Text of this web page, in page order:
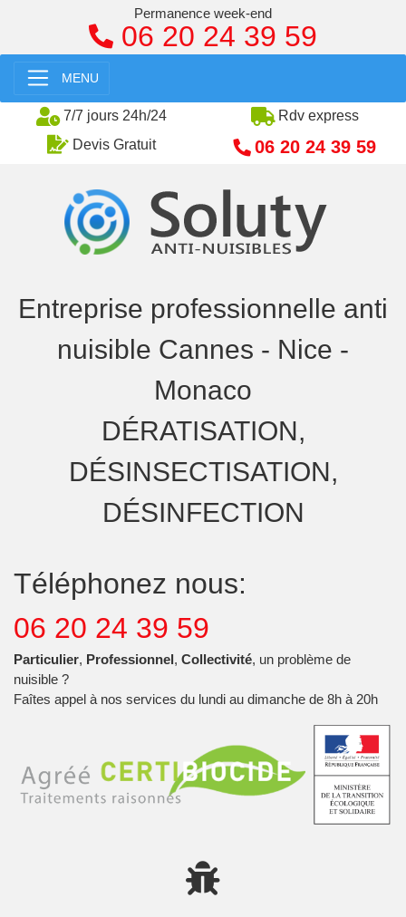
MENU
7/7 jours 24h/24
Rdv express
Devis Gratuit
06 20 24 39 59
Entreprise professionnelle anti
nuisible Cannes - Nice -
Monaco
DÉRATISATION,
DÉSINSECTISATION,
DÉSINFECTION
Téléphonez nous:
06 20 24 39 59
Particulier, Professionnel, Collectivité, un problème de
nuisible ?
Faîtes appel à nos services du lundi au dimanche de 8h à 20h
Permanence week-end
06 20 24 39 59